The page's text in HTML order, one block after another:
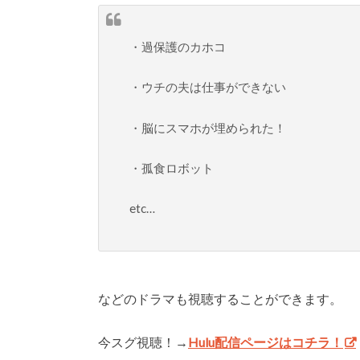
・過保護のカホコ
・ウチの夫は仕事ができない
・脳にスマホが埋められた！
・孤食ロボット
etc…
などのドラマも視聴することができます。
今スグ視聴！→ Hulu配信ページはコチラ！